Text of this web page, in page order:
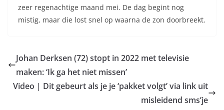
zeer regenachtige maand mei. De dag begint nog
mistig, maar die lost snel op waarna de zon doorbreekt.
Johan Derksen (72) stopt in 2022 met televisie
maken: ‘Ik ga het niet missen’
Video | Dit gebeurt als je je ‘pakket volgt’ via link uit
misleidend sms’je